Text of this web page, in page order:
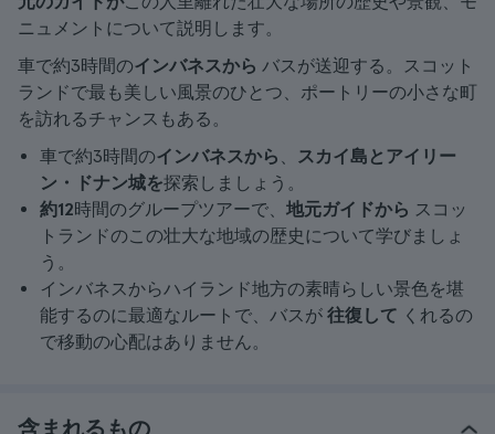
ニュメントについて説明します。
車で約3時間のインバネスから バスが送迎する。スコット
ランドで最も美しい風景のひとつ、ポートリーの小さな町
を訪れるチャンスもある。
車で約3時間のインバネスから 、 スカイ島とアイリー
ン・ドナン城を探索しましょう。
約12時間のグループツアーで、 地元ガイドから スコッ
トランドのこの壮大な地域の歴史について学びましょ
う。
インバネスからハイランド地方の素晴らしい景色を堪
能するのに最適なルートで、バスが 往復して くれるの
で移動の心配はありません。
含まれるもの